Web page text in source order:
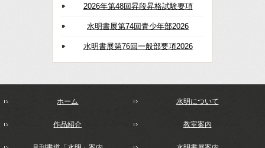
2026年第48回昇段昇格試験要項
水明書展第74回青少年部2026
水明書展第76回一般部要項2026
ホーム 水明について
作品紹介 教室案内